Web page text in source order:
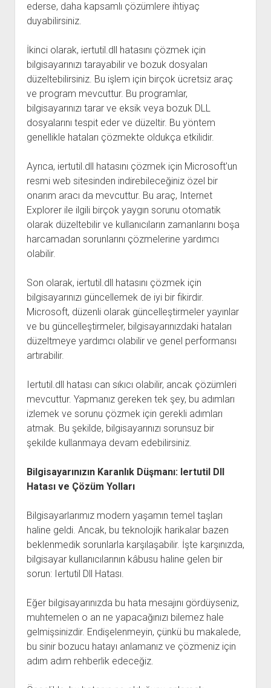
ederse, daha kapsamlı çözümlere ihtiyaç
duyabilirsiniz.
İkinci olarak, iertutil.dll hatasını çözmek için
bilgisayarınızı tarayabilir ve bozuk dosyaları
düzeltebilirsiniz. Bu işlem için birçok ücretsiz araç
ve program mevcuttur. Bu programlar,
bilgisayarınızı tarar ve eksik veya bozuk DLL
dosyalarını tespit eder ve düzeltir. Bu yöntem
genellikle hataları çözmekte oldukça etkilidir.
Ayrıca, iertutil.dll hatasını çözmek için Microsoft'un
resmi web sitesinden indirebileceğiniz özel bir
onarım aracı da mevcuttur. Bu araç, Internet
Explorer ile ilgili birçok yaygın sorunu otomatik
olarak düzeltebilir ve kullanıcıların zamanlarını boşa
harcamadan sorunlarını çözmelerine yardımcı
olabilir.
Son olarak, iertutil.dll hatasını çözmek için
bilgisayarınızı güncellemek de iyi bir fikirdir.
Microsoft, düzenli olarak güncelleştirmeler yayınlar
ve bu güncelleştirmeler, bilgisayarınızdaki hataları
düzeltmeye yardımcı olabilir ve genel performansı
artırabilir.
Iertutil.dll hatası can sıkıcı olabilir, ancak çözümleri
mevcuttur. Yapmanız gereken tek şey, bu adımları
izlemek ve sorunu çözmek için gerekli adımları
atmak. Bu şekilde, bilgisayarınızı sorunsuz bir
şekilde kullanmaya devam edebilirsiniz.
Bilgisayarınızın Karanlık Düşmanı: Iertutil Dll
Hatası ve Çözüm Yolları
Bilgisayarlarımız modern yaşamın temel taşları
haline geldi. Ancak, bu teknolojik harikalar bazen
beklenmedik sorunlarla karşılaşabilir. İşte karşınızda,
bilgisayar kullanıcılarının kâbusu haline gelen bir
sorun: Iertutil Dll Hatası.
Eğer bilgisayarınızda bu hata mesajını gördüyseniz,
muhtemelen o an ne yapacağınızı bilemez hale
gelmişsinizdir. Endişelenmeyin, çünkü bu makalede,
bu sinir bozucu hatayı anlamanız ve çözmeniz için
adım adım rehberlik edeceğiz.